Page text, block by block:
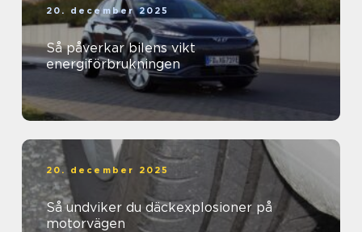
20. december 2025
Så påverkar bilens vikt
energiförbrukningen
20. december 2025
Så undviker du däckexplosioner på
motorvägen